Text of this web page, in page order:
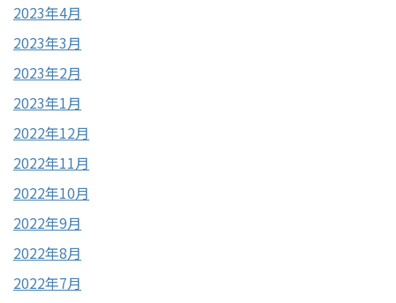
2023年4月
2023年3月
2023年2月
2023年1月
2022年12月
2022年11月
2022年10月
2022年9月
2022年8月
2022年7月